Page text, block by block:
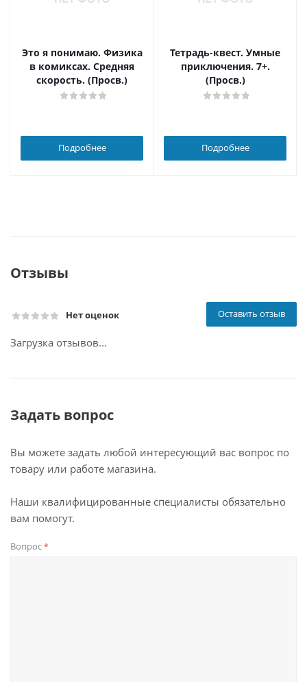
Это я понимаю. Физика
в комиксах. Средняя
скорость. (Просв.)
Подробнее
Тетрадь-квест. Умные
приключения. 7+.
(Просв.)
Подробнее
Отзывы
Нет оценок Оставить отзыв
Загрузка отзывов...
Задать вопрос
Вы можете задать любой интересующий вас вопрос по
товару или работе магазина.
Наши квалифицированные специалисты обязательно
вам помогут.
Вопрос*